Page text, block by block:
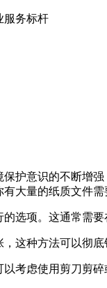
服务标杆
护意识的不断增
大量的纸质文件需
选项。这通常需
这种方法可以彻
考虑使用剪刀剪碎